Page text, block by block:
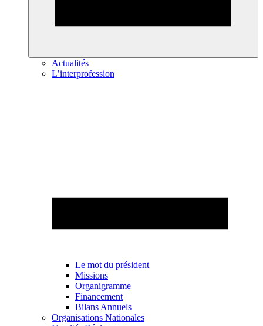
Actualités
L’interprofession
Le mot du président
Missions
Organigramme
Financement
Bilans Annuels
Organisations Nationales